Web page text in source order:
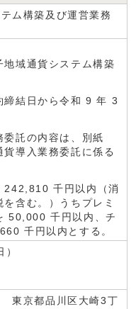
ム構築及び運営業務
域通貨システム構築
結日から令和 9 年 3
託の内容は、別紙
貨導入業務委託に係る
千円以内（消
含む。）うちプレミ
50,000 千円以内、チ
千円以内とする。
東京都品川区大崎3丁